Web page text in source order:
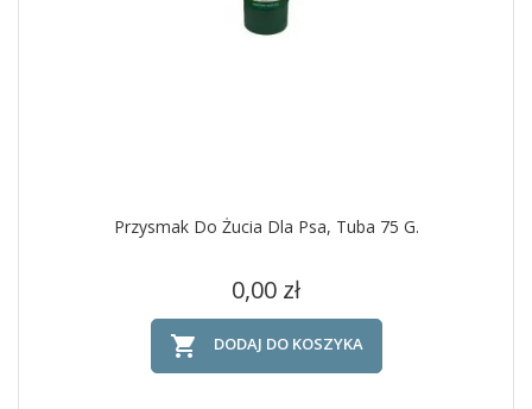
Przysmak Do Żucia Dla Psa, Tuba 75 G.
Cena
0,00 zł
 DODAJ DO KOSZYKA